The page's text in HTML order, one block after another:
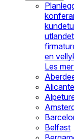
en
Les
Alicante
Belfast